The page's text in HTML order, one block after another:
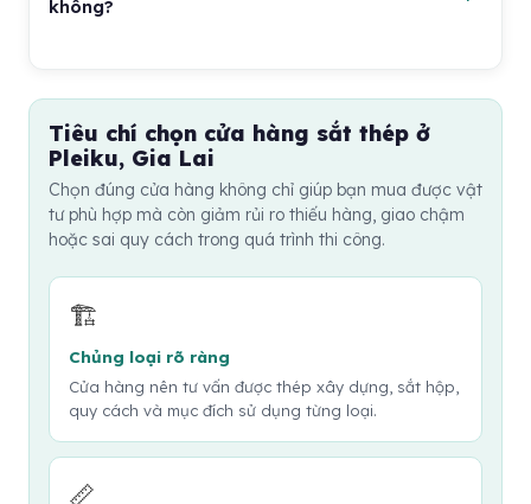
hàng giao đến công trình, nên có người nhận hiểu đúng
hoặc phiếu giao để dễ xử lý khi có sai lệch.
không?
cấp địa chỉ chính xác, đường vào có xe tải hay không,
vị trí xuống hàng và thời gian công trình có người
nhận. Nếu hẻm nhỏ hoặc khu vực khó dừng xe, hãy
trao đổi trước để cửa hàng sắp xếp phương án phù
hợp.
Tiêu chí chọn cửa hàng sắt thép ở
Pleiku, Gia Lai
Chọn đúng cửa hàng không chỉ giúp bạn mua được vật
tư phù hợp mà còn giảm rủi ro thiếu hàng, giao chậm
hoặc sai quy cách trong quá trình thi công.
🏗️
Chủng loại rõ ràng
Cửa hàng nên tư vấn được thép xây dựng, sắt hộp,
quy cách và mục đích sử dụng từng loại.
📏